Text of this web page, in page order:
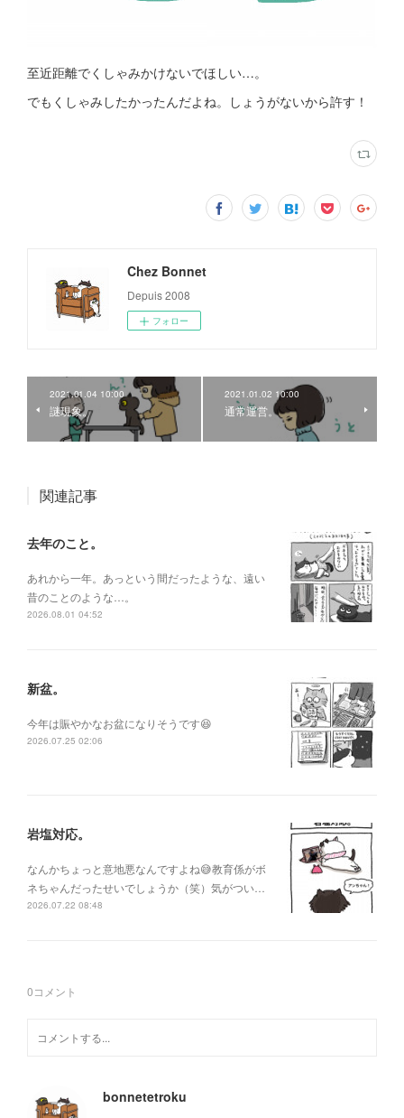
至近距離でくしゃみかけないでほしい…。
でもくしゃみしたかったんだよね。しょうがないから許す！
Chez Bonnet
Depuis 2008
フォロー
2021.01.04 10:00
謎現象。
2021.01.02 10:00
通常運営。
関連記事
去年のこと。
あれから一年。あっという間だったような、遠い
昔のことのような…。
2026.08.01 04:52
新盆。
今年は賑やかなお盆になりそうです😆
2026.07.25 02:06
岩塩対応。
なんかちょっと意地悪なんですよね😅教育係がボ
ネちゃんだったせいでしょうか（笑）気がつい…
2026.07.22 08:48
0コメント
bonnetetroku